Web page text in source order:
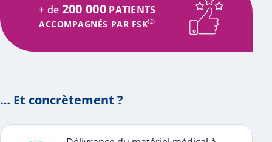
+ de 200 000 PATIENTS
ACCOMPAGNÉS PAR FSK(2)
… Et concrètement ?